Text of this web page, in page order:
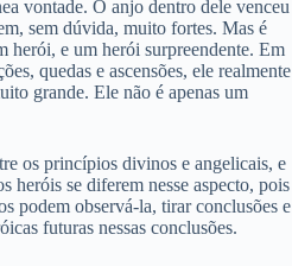
vontade. O anjo dentro dele venceu
sem dúvida, muito fortes. Mas é
herói, e um herói surpreendente. Em
quedas e ascensões, ele realmente
grande. Ele não é apenas um
os princípios divinos e angelicais, e
heróis se diferem nesse aspecto, pois
podem observá-la, tirar conclusões e
futuras nessas conclusões.